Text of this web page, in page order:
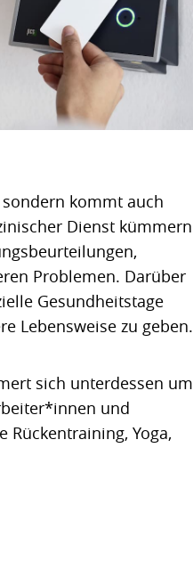
kommt auch
Dienst kümmern
Problemen. Darüber
Gesundheitstage
Lebensweise zu geben.
sich unterdessen um
und
Rückentraining, Yoga,